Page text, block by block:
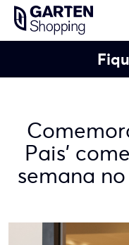
Skip
content
Pais’
semana